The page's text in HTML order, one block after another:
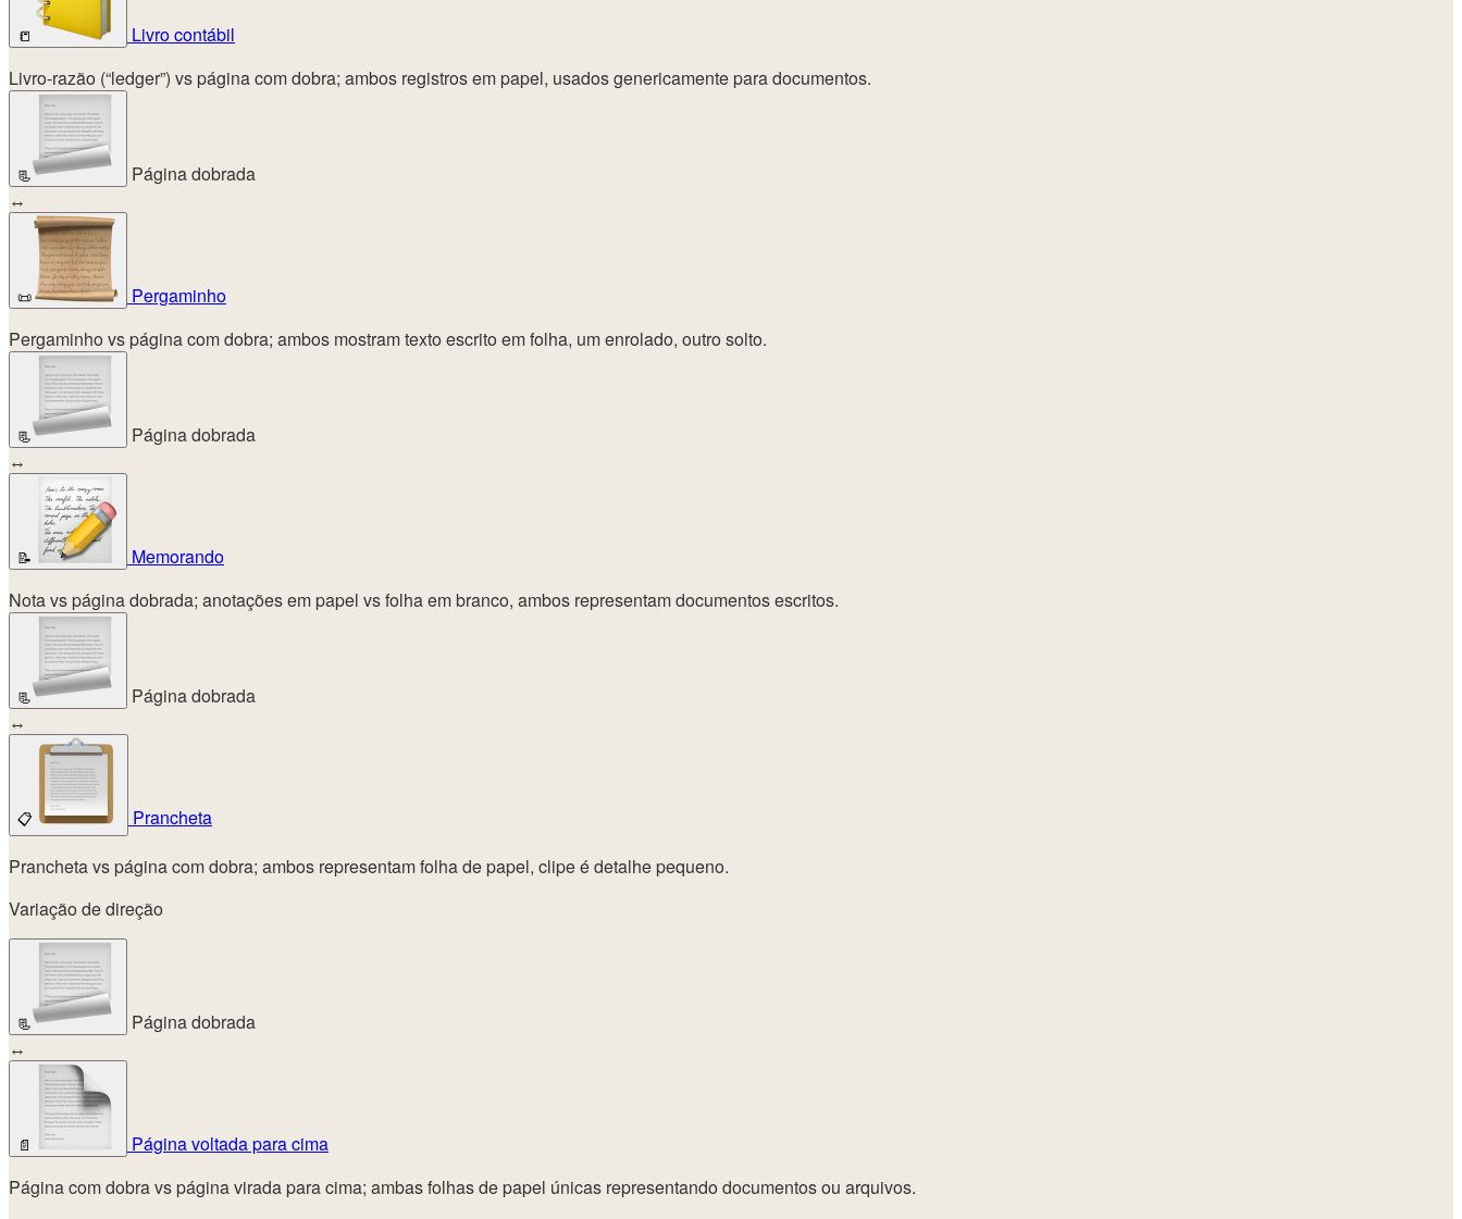
📒
Livro contábil
Livro-razão (“ledger”) vs página com dobra; ambos registros em papel, usados genericamente para documentos.
📃
Página dobrada
↔
📜
Pergaminho
Pergaminho vs página com dobra; ambos mostram texto escrito em folha, um enrolado, outro solto.
📃
Página dobrada
↔
📝
Memorando
Nota vs página dobrada; anotações em papel vs folha em branco, ambos representam documentos escritos.
📃
Página dobrada
↔
📋
Prancheta
Prancheta vs página com dobra; ambos representam folha de papel, clipe é detalhe pequeno.
Variação de direção
📃
Página dobrada
↔
📄
Página voltada para cima
Página com dobra vs página virada para cima; ambas folhas de papel únicas representando documentos ou arquivos.